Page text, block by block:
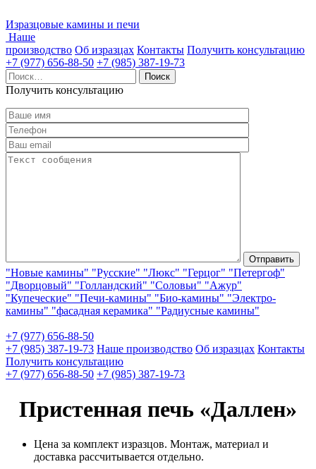
Изразцовые камины и печи
Наше
производство Об изразцах Контакты Получить консультацию
+7 (977) 656-88-50 +7 (985) 387-19-73
Найти:
Получить консультацию
"Новые камины" "Русские" "Люкс" "Герцог" "Петергоф"
"Дворцовый" "Голландский" "Соловьи" "Ажур"
"Купеческие" "Печи-камины" "Био-камины" "Электро-
камины" "фасадная керамика" "Радиусные камины"
+7 (977) 656-88-50
+7 (985) 387-19-73 Наше производство Об изразцах Контакты
Получить консультацию
+7 (977) 656-88-50 +7 (985) 387-19-73
Пристенная печь «Даллен»
Цена за комплект изразцов. Монтаж, материал и
доставка рассчитывается отдельно.